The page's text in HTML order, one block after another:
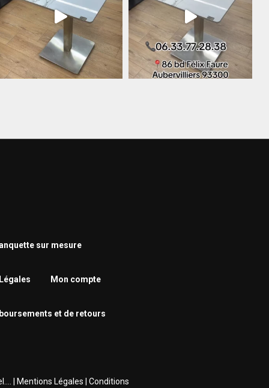
sur mesure
Mon compte
et de retours
| Mentions Légales Conditions